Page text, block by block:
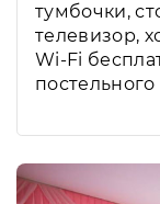
тумбочки,
телевизор,
Wi-Fi